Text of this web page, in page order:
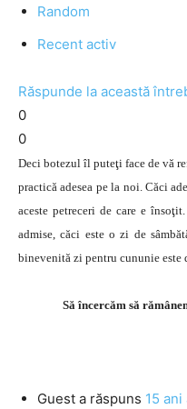
Random
Recent activ
Răspunde la această
0
0
Deci botezul îl puteţi face de vă
practică adesea pe la noi. Căci
aceste petreceri de care e
admise, căci este o zi de
binevenită zi pentru cununie este
Să încercăm să
Guest a răspuns 15 ani